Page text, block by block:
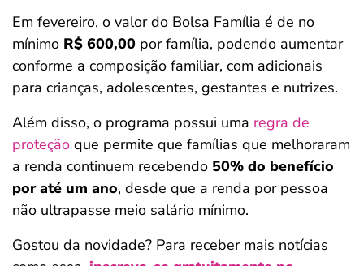
Em fevereiro, o valor do Bolsa Família é de no
mínimo R$ 600,00 por família, podendo aumentar
conforme a composição familiar, com adicionais
para crianças, adolescentes, gestantes e nutrizes.
Além disso, o programa possui uma regra de
proteção que permite que famílias que melhoraram
a renda continuem recebendo 50% do benefício
por até um ano, desde que a renda por pessoa
não ultrapasse meio salário mínimo.
Gostou da novidade? Para receber mais notícias